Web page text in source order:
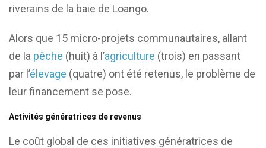
riverains de la baie de Loango.
Alors que 15 micro-projets communautaires, allant
de la pêche (huit) à l’agriculture (trois) en passant
par l’élevage (quatre) ont été retenus, le problème de
leur financement se pose.
Activités génératrices de revenus
Le coût global de ces initiatives génératrices de